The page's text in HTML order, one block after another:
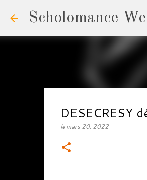
Scholomance
DESECRESY
lemars 20, 2022